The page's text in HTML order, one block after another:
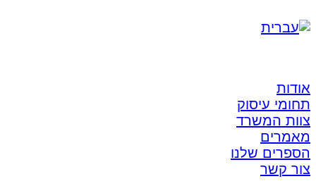
אודות
תחומי עיסוק
צוות המשרד
מאמרים
הספרים שלנו
צור קשר